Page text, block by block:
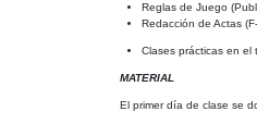
Reglas de Juego
Redacción de Actas
Clases prácticas en el
MATERIAL
El primer día de clase se